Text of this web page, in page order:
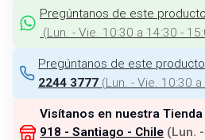
Pregúntanos de este
(Lun. - Vie. 10:30 a 14:30 -
Pregúntanos de este
2244 3777 (Lun. - Vie. 10:30
Visítanos en nuestra Tienda
918 - Santiago - Chile (Lun.